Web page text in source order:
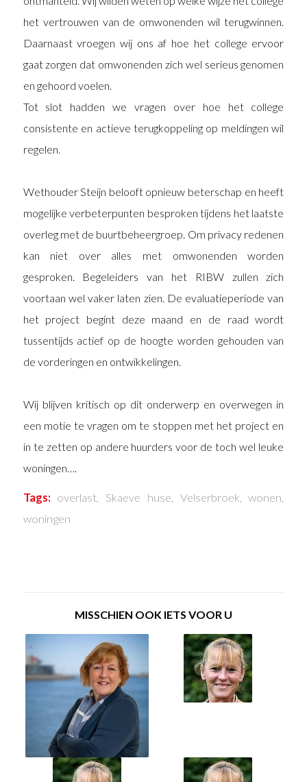
het vertrouwen van de omwonenden wil terugwinnen.
Daarnaast vroegen wij ons af hoe het college ervoor
gaat zorgen dat omwonenden zich wel serieus genomen
en gehoord voelen.
Tot slot hadden we vragen over hoe het college
consistente en actieve terugkoppeling op meldingen wil
regelen.
Wethouder Steijn belooft opnieuw beterschap en heeft
mogelijke verbeterpunten besproken tijdens het laatste
overleg met de buurtbeheergroep. Om privacy redenen
kan niet over alles met omwonenden worden
gesproken. Begeleiders van het RIBW zullen zich
voortaan wel vaker laten zien. De evaluatieperiode van
het project begint deze maand en de raad wordt
tussentijds actief op de hoogte worden gehouden van
de vorderingen en ontwikkelingen.
Wij blijven kritisch op dit onderwerp en overwegen in
een motie te vragen om te stoppen met het project en
in te zetten op andere huurders voor de toch wel leuke
woningen….
Tags: overlast, Skaeve huse, Velserbroek,wonen,
woningen
MISSCHIEN OOK IETS VOOR U